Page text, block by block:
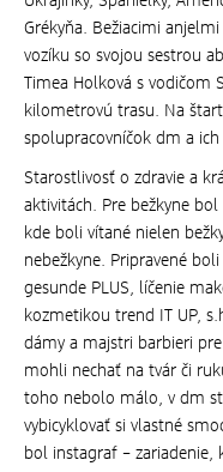
Grékyňa. Bežiacimi
vozíku so svojou sestrou
Timea Holková s
kilometrovú trasu. Na
spolupracovníčok dm a
Starostlivosť o zdravie a
aktivitách. Pre bežkyne
kde boli vítané nielen
nebežkyne. Pripravené
gesunde PLUS, líčenie
kozmetikou trend IT UP,
dámy a majstri barbieri
mohli nechať na tvár či
toho nebolo málo, v dm
vybicyklovať si vlastné
bol instagraf – zariadenie,